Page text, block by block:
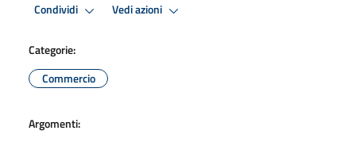
Condividi Vedi azioni
Categorie:
Commercio
Argomenti: